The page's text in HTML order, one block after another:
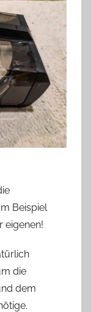
Beispiel
eigenen!
die
dem